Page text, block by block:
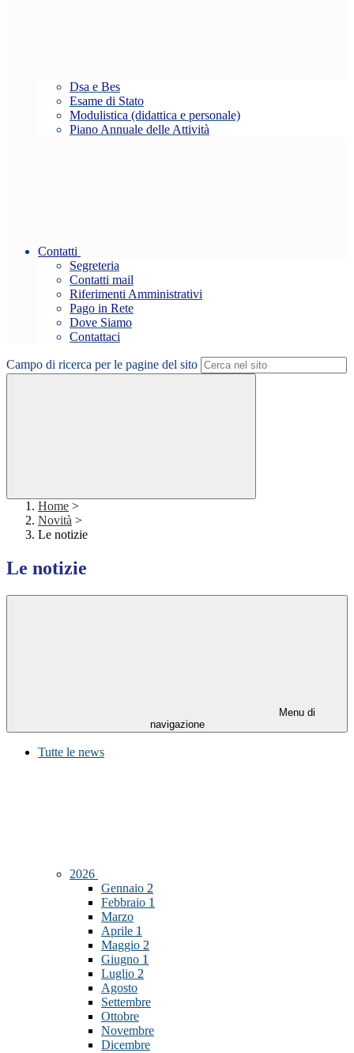
Dsa e Bes
Esame di Stato
Modulistica (didattica e personale)
Piano Annuale delle Attività
Contatti
Segreteria
Contatti mail
Riferimenti Amministrativi
Pago in Rete
Dove Siamo
Contattaci
Campo di ricerca per le pagine del sito
Home >
Novità >
Le notizie
Le notizie
Menu di
navigazione
Tutte le news
2026
Gennaio 2
Febbraio 1
Marzo
Aprile 1
Maggio 2
Giugno 1
Luglio 2
Agosto
Settembre
Ottobre
Novembre
Dicembre